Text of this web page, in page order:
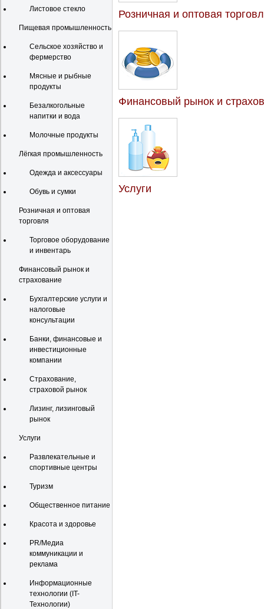
Листовое стекло
Пищевая промышленность
Сельское хозяйство и
фермерство
Мясные и рыбные
продукты
Безалкогольные
напитки и вода
Молочные продукты
Лёгкая промышленность
Одежда и аксессуары
Обувь и сумки
Розничная и оптовая
торговля
Торговое оборудование
и инвентарь
Финансовый рынок и
страхование
Бухгалтерские услуги и
налоговые
консультации
Банки, финансовые и
инвестиционные
компании
Страхование,
страховой рынок
Лизинг, лизинговый
рынок
Услуги
Развлекательные и
спортивные центры
Туризм
Общественное питание
Красота и здоровье
PR/Медиа
коммуникации и
реклама
Информационные
технологии (IT-
Технологии)
Розничная и оптовая
Финансовый рынок и
Услуги